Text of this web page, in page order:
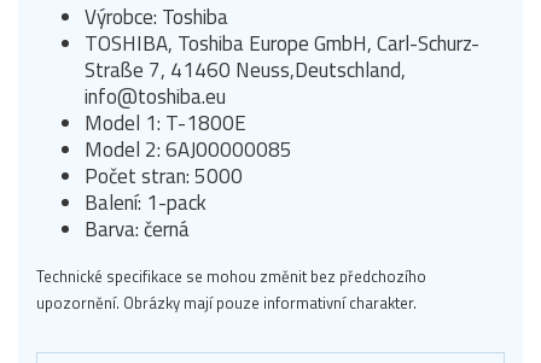
Výrobce: Toshiba
TOSHIBA, Toshiba Europe GmbH, Carl-Schurz-
Straße 7, 41460 Neuss,Deutschland,
info@toshiba.eu
Model 1: T-1800E
Model 2: 6AJ00000085
Počet stran: 5000
Balení: 1-pack
Barva: černá
Technické specifikace se mohou změnit bez předchozího
upozornění. Obrázky mají pouze informativní charakter.